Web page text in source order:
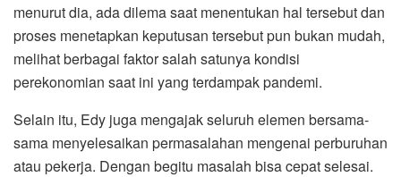
menurut dia, ada dilema saat menentukan hal tersebut dan
proses menetapkan keputusan tersebut pun bukan mudah,
melihat berbagai faktor salah satunya kondisi
perekonomian saat ini yang terdampak pandemi.
Selain itu, Edy juga mengajak seluruh elemen bersama-
sama menyelesaikan permasalahan mengenai perburuhan
atau pekerja. Dengan begitu masalah bisa cepat selesai.